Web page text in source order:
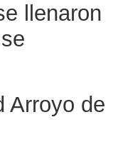
llenaron
Arroyo de